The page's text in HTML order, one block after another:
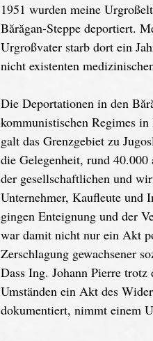
1951 wurden meine
Bărăgan-Steppe deportiert.
Urgroßvater starb dort ein
nicht existenten
Die Deportationen in den
kommunistischen Regimes
galt das Grenzgebiet zu
die Gelegenheit, rund
der gesellschaftlichen und
Unternehmer, Kaufleute und
gingen Enteignung und der
war damit nicht nur ein Akt
Zerschlagung gewachsener
Dass Ing. Johann Pierre
Umständen ein Akt des
dokumentiert, nimmt einem